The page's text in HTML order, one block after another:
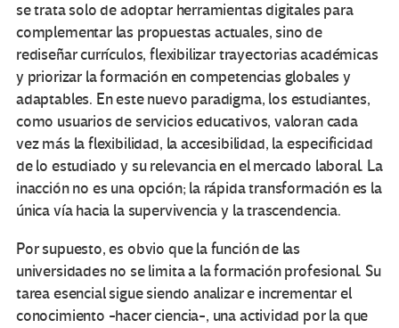
se trata solo de adoptar herramientas digitales para
complementar las propuestas actuales, sino de
rediseñar currículos, flexibilizar trayectorias académicas
y priorizar la formación en competencias globales y
adaptables. En este nuevo paradigma, los estudiantes,
como usuarios de servicios educativos, valoran cada
vez más la flexibilidad, la accesibilidad, la especificidad
de lo estudiado y su relevancia en el mercado laboral. La
inacción no es una opción; la rápida transformación es la
única vía hacia la supervivencia y la trascendencia.
Por supuesto, es obvio que la función de las
universidades no se limita a la formación profesional. Su
tarea esencial sigue siendo analizar e incrementar el
conocimiento -hacer ciencia-, una actividad por la que